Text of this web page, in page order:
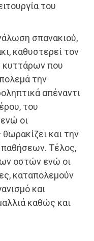
του
σπανακιού,
καθυστερεί τον
κυττάρων που
την
απέναντι
του
οι
και την
παθήσεων. Τέλος,
οστών ενώ οι
καταπολεμούν
και
καθώς και